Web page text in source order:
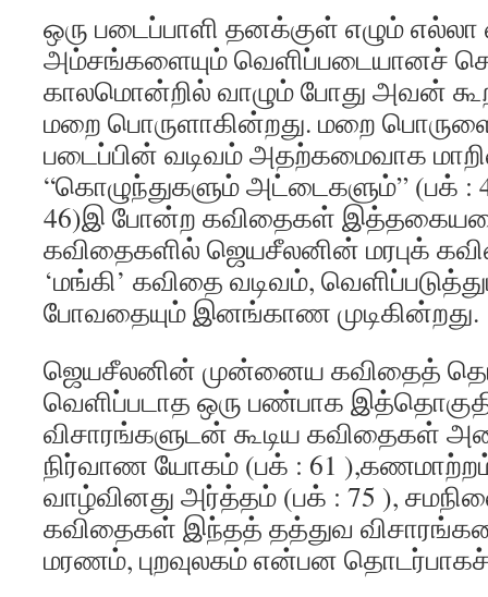
ஒரு படைப்பாளி தனக்குள் எழும்
அம்சங்களையும் வெளிப்படையானச்
காலமொன்றில் வாழும் போது அவன்
மறை பொருளாகின்றது. மறை
படைப்பின் வடிவம் அதற்கமைவாக
“கொழுந்துகளும் அட்டைகளும்” (பக் :
46)இ போன்ற கவிதைகள்
கவிதைகளில் ஜெயசீலனின் மரபுக்
‘மங்கி’ கவிதை வடிவம்,
போவதையும் இனங்காண முடிகின்றது.
ஜெயசீலனின் முன்னைய கவிதைத்
வெளிப்படாத ஒரு பண்பாக
விசாரங்களுடன் கூடிய கவிதைகள்
நிர்வாண யோகம் (பக் : 61 ),கணமாற்றம்
வாழ்வினது அர்த்தம் (பக் : 75 ),
கவிதைகள் இந்தத் தத்துவ
மரணம், புறவுலகம் என்பன